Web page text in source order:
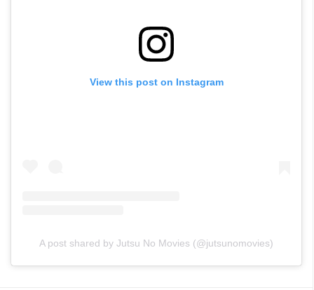
View this post on Instagram
A post shared by Jutsu No Movies (@jutsunomovies)